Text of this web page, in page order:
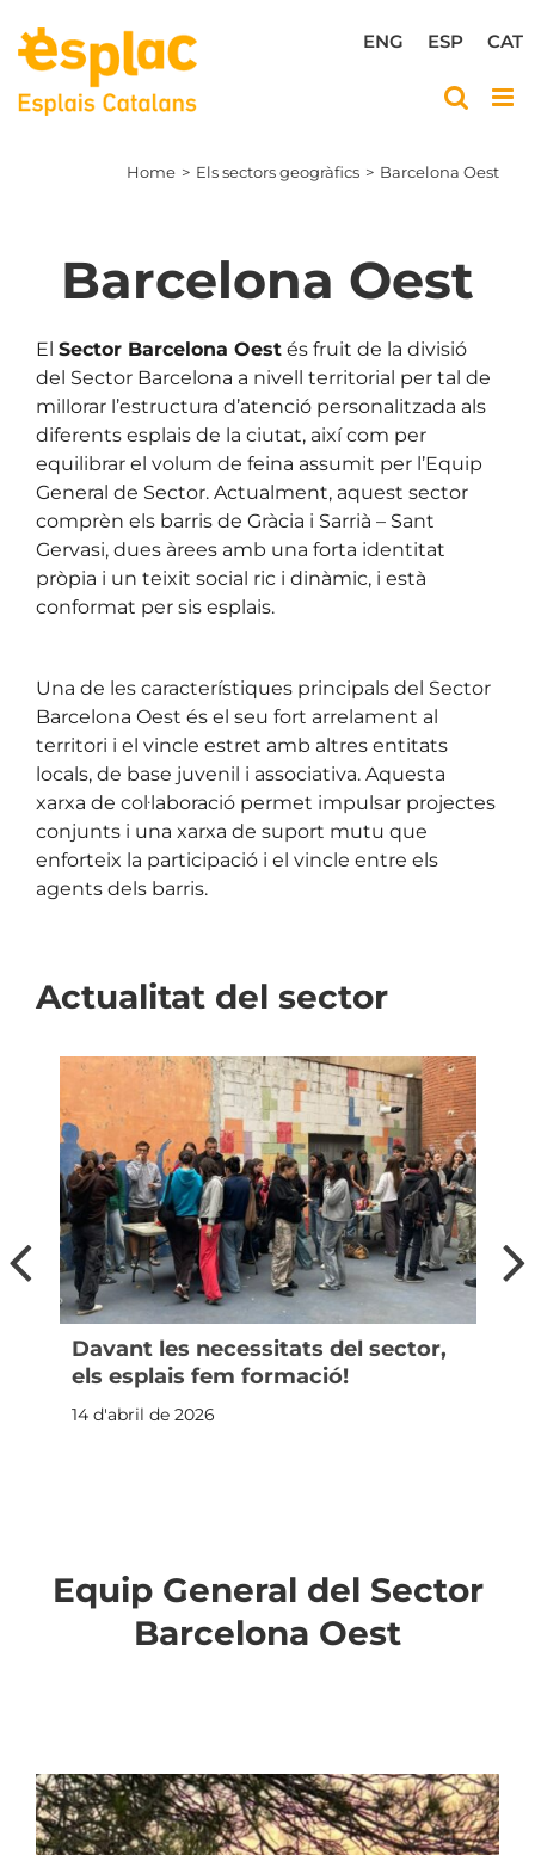
content
CAT
ESP
ENG
Home Els sectors geogràfics Barcelona Oest
Barcelona Oest
El Sector Barcelona Oestés fruit de la divisió
del Sector Barcelona a nivell territorial per tal de
millorar l’estructura d’atenció personalitzada als
diferents esplais de la ciutat, així com per
equilibrar el volum de feina assumit per l’Equip
General de Sector. Actualment, aquest sector
comprèn els barris de Gràcia i Sarrià – Sant
Gervasi, dues àrees amb una forta identitat
pròpia i un teixit social ric i dinàmic, i està
conformat per sis esplais.
Una de les característiques principals del Sector
Barcelona Oest és el seu fort arrelament al
territori i el vincle estret amb altres entitats
locals, de base juvenil i associativa. Aquesta
xarxa de col·laboració permet impulsar projectes
conjunts i una xarxa de suport mutu que
enforteix la participació i el vincle entre els
agents dels barris.
Actualitat del sector
Davant les necessitats del sector,
els esplais fem formació!
14 d'abril de 2026
Equip General del Sector
Barcelona Oest